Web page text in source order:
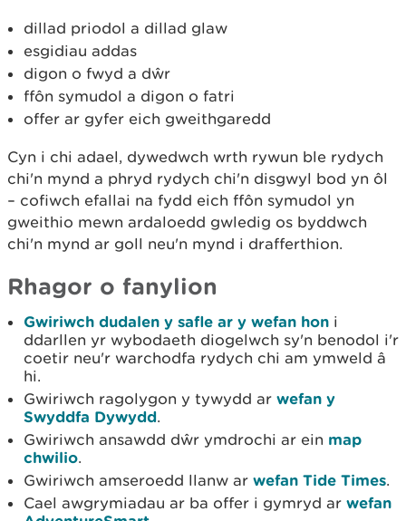
dillad priodol a dillad glaw
esgidiau addas
digon o fwyd a dŵr
ffôn symudol a digon o fatri
offer ar gyfer eich gweithgaredd
Cyn i chi adael, dywedwch wrth rywun ble rydych
chi'n mynd a phryd rydych chi'n disgwyl bod yn ôl
– cofiwch efallai na fydd eich ffôn symudol yn
gweithio mewn ardaloedd gwledig os byddwch
chi'n mynd ar goll neu'n mynd i drafferthion.
Rhagor o fanylion
Gwiriwch dudalen y safle ar y wefan hon i
ddarllen yr wybodaeth diogelwch sy'n benodol i'r
coetir neu'r warchodfa rydych chi am ymweld â
hi.
Gwiriwch ragolygon y tywydd ar wefan y
Swyddfa Dywydd.
Gwiriwch ansawdd dŵr ymdrochi ar ein map
chwilio.
Gwiriwch amseroedd llanw ar wefan Tide Times.
Cael awgrymiadau ar ba offer i gymryd ar wefan